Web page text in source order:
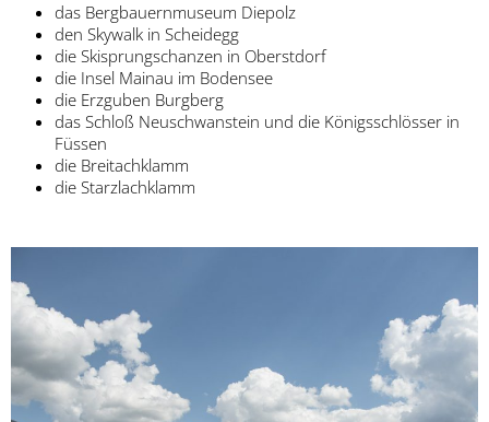
das Bergbauernmuseum Diepolz
den Skywalk in Scheidegg
die Skisprungschanzen in Oberstdorf
die Insel Mainau im Bodensee
die Erzguben Burgberg
das Schloß Neuschwanstein und die Königsschlösser in
Füssen
die Breitachklamm
die Starzlachklamm